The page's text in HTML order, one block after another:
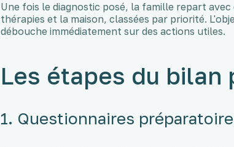
Une fois le diagnostic posé, la famille repart
thérapies et la maison, classées par priorité.
débouche immédiatement sur des actions utiles.
Les étapes du bilan
1. Questionnaires